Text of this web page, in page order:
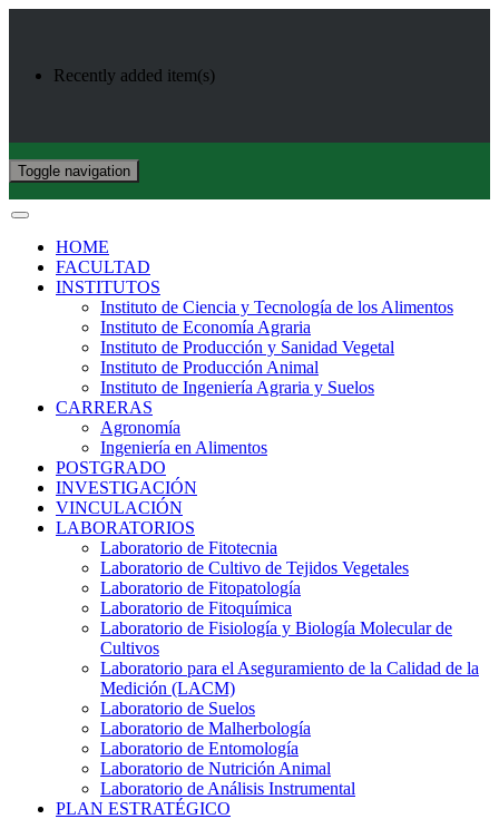
Recently added item(s)
Toggle navigation
HOME
FACULTAD
INSTITUTOS
Instituto de Ciencia y Tecnología de los Alimentos
Instituto de Economía Agraria
Instituto de Producción y Sanidad Vegetal
Instituto de Producción Animal
Instituto de Ingeniería Agraria y Suelos
CARRERAS
Agronomía
Ingeniería en Alimentos
POSTGRADO
INVESTIGACIÓN
VINCULACIÓN
LABORATORIOS
Laboratorio de Fitotecnia
Laboratorio de Cultivo de Tejidos Vegetales
Laboratorio de Fitopatología
Laboratorio de Fitoquímica
Laboratorio de Fisiología y Biología Molecular de
Cultivos
Laboratorio para el Aseguramiento de la Calidad de la
Medición (LACM)
Laboratorio de Suelos
Laboratorio de Malherbología
Laboratorio de Entomología
Laboratorio de Nutrición Animal
Laboratorio de Análisis Instrumental
PLAN ESTRATÉGICO